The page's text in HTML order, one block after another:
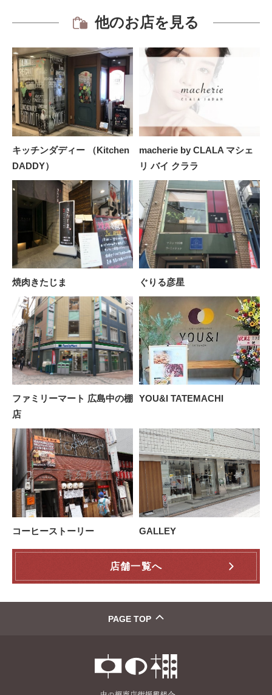
他のお店を見る
キッチンダディー （Kitchen
DADDY）
macherie by CLALA マシェ
リ バイ クララ
焼肉きたじま ぐりる彦星
ファミリーマート 広島中の棚
店
YOU&I TATEMACHI
コーヒーストーリー GALLEY
店舗一覧へ
PAGE TOP